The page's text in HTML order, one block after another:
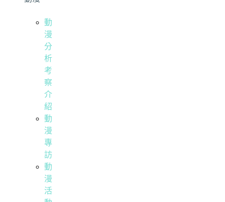
動
漫
分
析
考
察
介
紹
動
漫
專
訪
動
漫
活